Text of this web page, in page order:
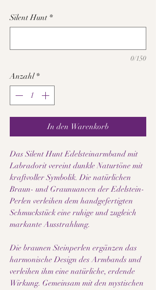
Silent Hunt *
0/150
Anzahl *
In den Warenkorb
Das Silent Hunt Edelsteinarmband mit
Labradorit vereint dunkle Naturtöne mit
kraftvoller Symbolik. Die natürlichen
Braun- und Graunuancen der Edelstein-
Perlen verleihen dem handgefertigten
Schmuckstück eine ruhige und zugleich
markante Ausstrahlung.
Die braunen Steinperlen ergänzen das
harmonische Design des Armbands und
verleihen ihm eine natürliche, erdende
Wirkung. Gemeinsam mit den mystischen